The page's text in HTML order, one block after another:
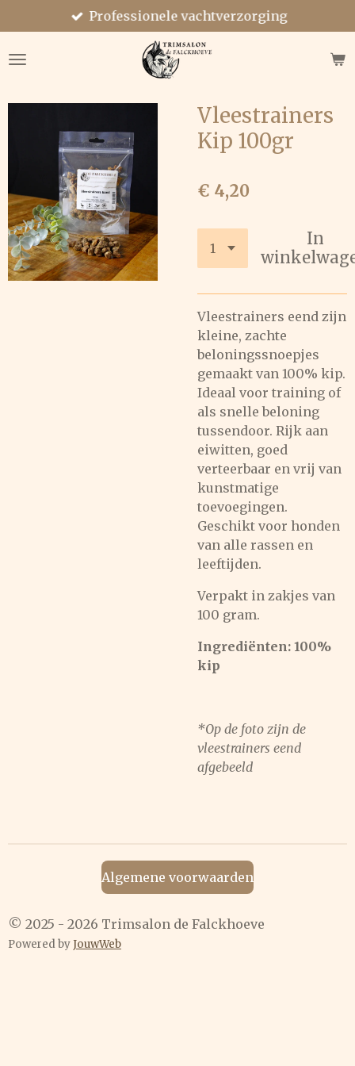
direct
naar
Professionele vachtverzorging
Vleestrainers
Kip 100gr
€ 4,20
In
Vleestrainers eend zijn
kleine, zachte
beloningssnoepjes
gemaakt van 100% kip.
Ideaal voor training of
als snelle beloning
tussendoor. Rijk aan
eiwitten, goed
verteerbaar en vrij van
kunstmatige
toevoegingen.
Geschikt voor honden
van alle rassen en
leeftijden.
Verpakt in zakjes van
100 gram.
Ingrediënten: 100%
kip
*Op de foto zijn de
vleestrainers eend
afgebeeld
Algemene voorwaarden
© 2025 - 2026 Trimsalon de Falckhoeve
Powered byJouwWeb